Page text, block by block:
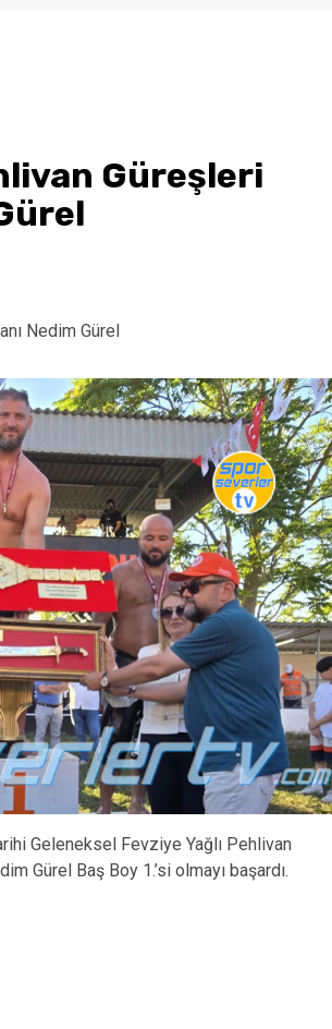
Güreşleri
Nedim Gürel
Geleneksel Fevziye Yağlı Pehlivan
Gürel Baş Boy 1.’si olmayı başardı.